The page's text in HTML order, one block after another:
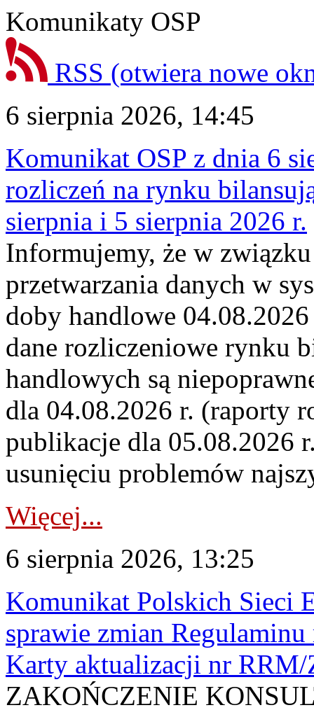
Komunikaty OSP
RSS (otwiera nowe
6 sierpnia 2026, 14:45
Komunikat OSP z dnia 6
rozliczeń na rynku
sierpnia i 5 sierpnia 2026 r.
Informujemy, że w
przetwarzania danych w
doby handlowe
dane rozliczeniowe rynku
handlowych są
dla 04.08.2026 r. (raporty
publikacje dla 05.08.2026
usunięciu problemów
Więcej...
6 sierpnia 2026, 13:25
Komunikat Polskich Sieci
sprawie zmian
Karty aktualizacji nr
ZAKOŃCZENIE